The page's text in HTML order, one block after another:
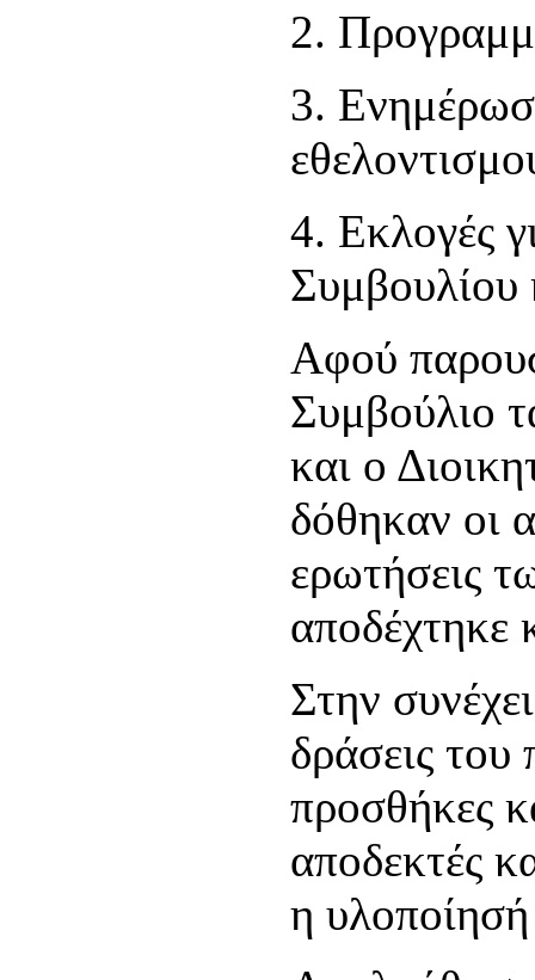
2.
3.
4. Εκλογές
Συμβουλίου
Αφού
Συμβούλιο
και ο
δόθηκαν οι
ερωτήσεις
αποδέχτηκε
Στην
δράσεις του
προσθήκες
αποδεκτές
η